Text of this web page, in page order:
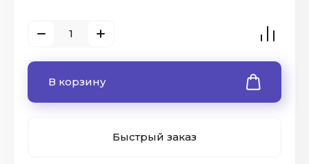
В корзину
Быстрый заказ